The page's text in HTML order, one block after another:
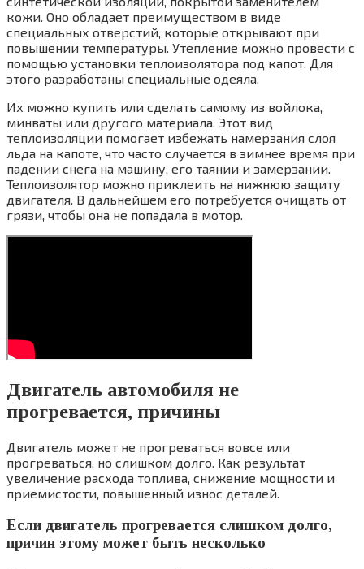
кожи. Оно обладает преимуществом в виде
специальных отверстий, которые открывают при
повышении температуры. Утепление можно провести с
помощью установки теплоизолятора под капот. Для
этого разработаны специальные одеяла.
Их можно купить или сделать самому из войлока,
минваты или другого материала. Этот вид
теплоизоляции помогает избежать намерзания слоя
льда на капоте, что часто случается в зимнее время при
падении снега на машину, его таянии и замерзании.
Теплоизолятор можно приклеить на нижнюю защиту
двигателя. В дальнейшем его потребуется очищать от
грязи, чтобы она не попадала в мотор.
Двигатель автомобиля не
прогревается, причины
Двигатель может не прогреваться вовсе или
прогреваться, но слишком долго. Как результат
увеличение расхода топлива, снижение мощности и
приемистости, повышенный износ деталей.
Если двигатель прогревается слишком долго,
причин этому может быть несколько